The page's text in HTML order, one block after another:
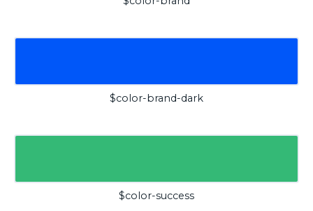
$color-brand-dark
$color-success